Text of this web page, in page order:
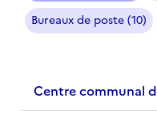
Bureaux de poste (10)
Centre communal